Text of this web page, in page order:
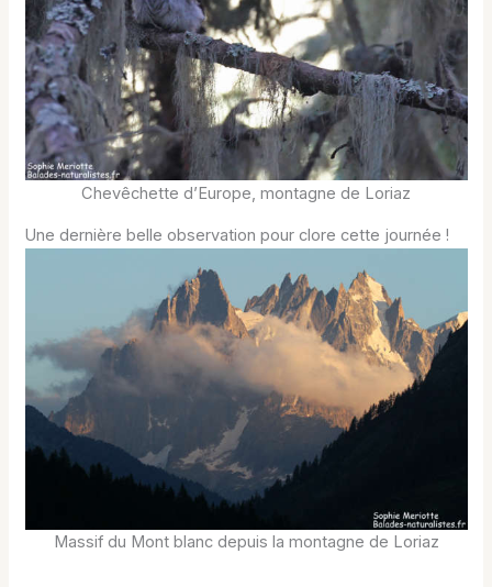
Chevêchette d’Europe, montagne de Loriaz
Une dernière belle observation pour clore cette journée !
Massif du Mont blanc depuis la montagne de Loriaz